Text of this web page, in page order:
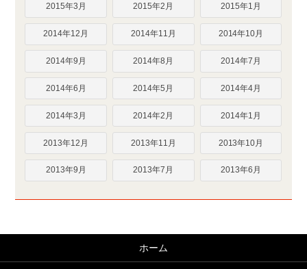
2015年3月 2015年2月 2015年1月
2014年12月 2014年11月 2014年10月
2014年9月 2014年8月 2014年7月
2014年6月 2014年5月 2014年4月
2014年3月 2014年2月 2014年1月
2013年12月 2013年11月 2013年10月
2013年9月 2013年7月 2013年6月
ホーム